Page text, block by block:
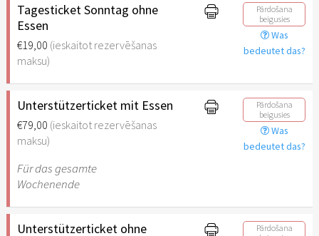
Tagesticket Sonntag ohne
Essen
€19,00 (ieskaitot rezervēšanas
maksu)
Pārdošana
beigusies
Was
bedeutet das?
Unterstützerticket mit Essen
€79,00 (ieskaitot rezervēšanas
maksu)
Pārdošana
beigusies
Was
bedeutet das?
Für das gesamte
Wochenende
Unterstützerticket ohne
Pārdošana